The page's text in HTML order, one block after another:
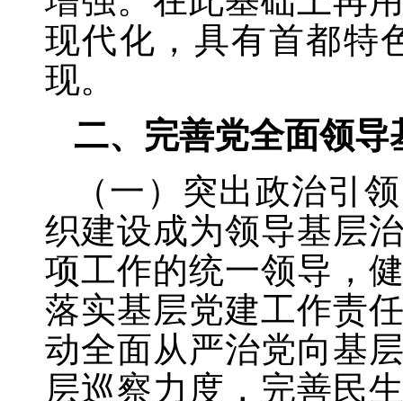
现代化，具有首都特
现。
二、完善党全面领导
（一）突出政治引
织建设成为领导基层
项工作的统一领导，
落实基层党建工作责
动全面从严治党向基
层巡察力度，完善民